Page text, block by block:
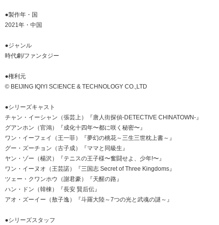
●製作年・国
2021年・中国
●ジャンル
時代劇/ファンタジー
●権利元
© BEIJING IQIYI SCIENCE & TECHNOLOGY CO.,LTD
●シリーズキャスト
チャン・イーシャン（張芸上）『唐人街探偵-DETECTIVE CHINATOWN-』
グアンホン（官鴻）『成化十四年〜都に咲く秘密〜』
ワン・イーフェイ（王一菲）『夢幻の桃花～三生三世枕上書～』
グー・ズーチョン（古子成）『ママと同級生』
ヤン・ゾー（楊沢）『テニスの王子様〜奮闘せよ、少年!〜』
ワン・イーヌオ（王芸諾）『三国志 Secret of Three Kingdoms』
ツェー・クワンホウ（謝君豪）『天醒の路』
ハン・ドン（韓棟）『長安 賢后伝』
アオ・ズーイー（敖子逸）『斗羅大陸～7つの光と武魂の謎～』
●シリーズスタッフ